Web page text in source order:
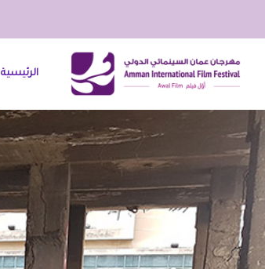
الرئيسية